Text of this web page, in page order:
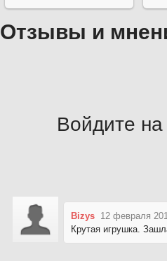
Отзывы и
Войдите на
Bizys 12 февраля
Крутая игрушка.